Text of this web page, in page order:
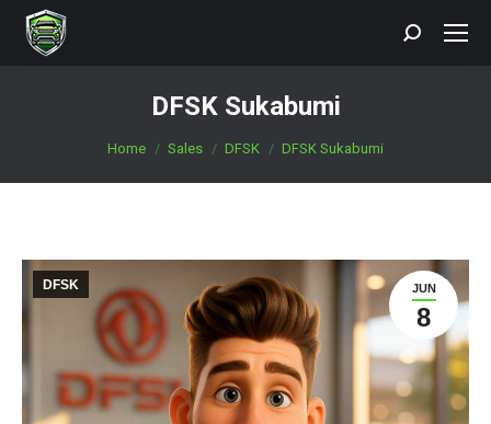
Search:
DFSK Sukabumi
You are here:
Home Sales DFSK DFSK Sukabumi
JUN
8
DFSK